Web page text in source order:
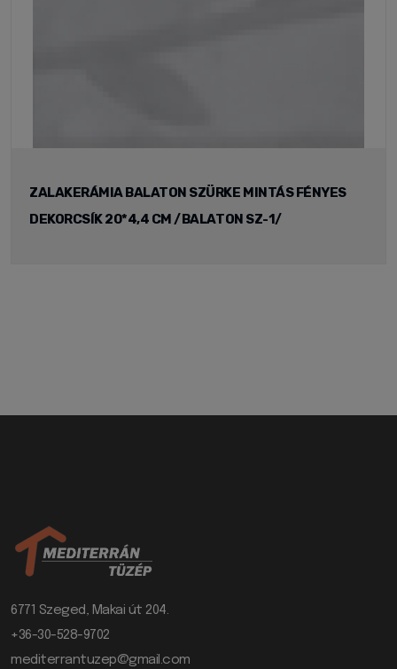
ZALAKERÁMIA BALATON SZÜRKE MINTÁS FÉNYES
DEKORCSÍK 20*4,4 CM /BALATON SZ-1/
6771 Szeged, Makai út 204.
+36-30-528-9702
mediterrantuzep@gmail.com